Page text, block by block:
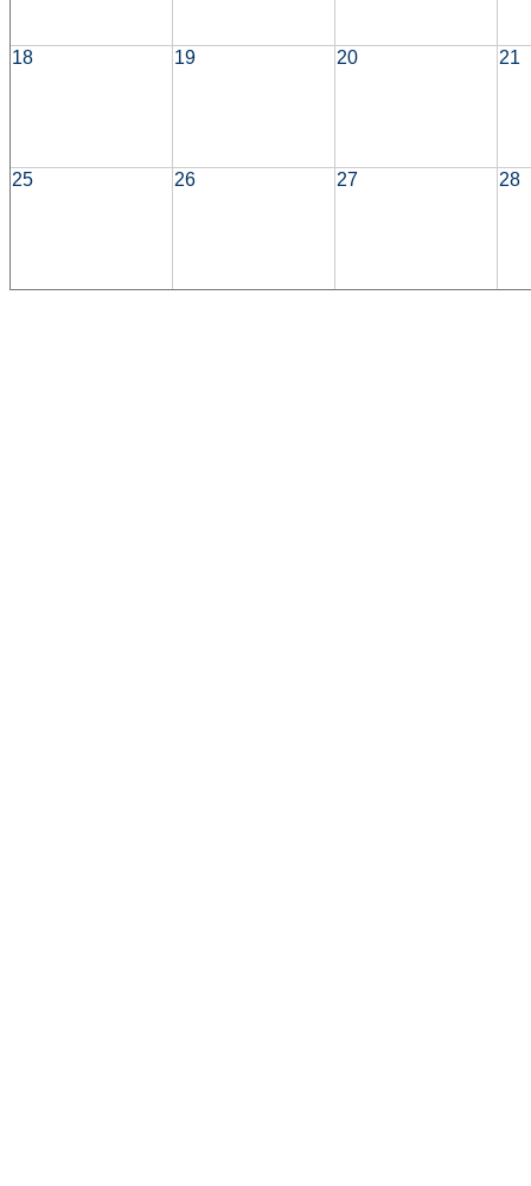
18 19 20 21
25 26 27 28